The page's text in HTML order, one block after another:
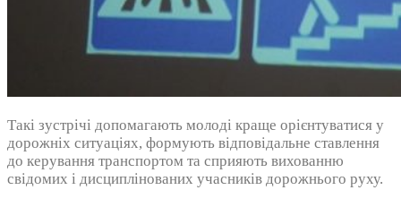
Такі зустрічі допомагають молоді краще орієнтуватися у
дорожніх ситуаціях, формують відповідальне ставлення
до керування транспортом та сприяють вихованню
свідомих і дисциплінованих учасників дорожнього руху.